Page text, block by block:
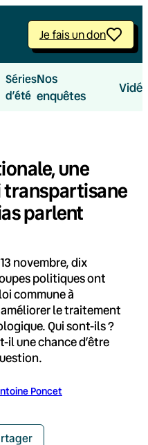
Je fais un don
Séries
d’été
Nos
enquêtes
une
parlent
novembre, dix
politiques ont
commune à
le traitement
Qui sont-ils ?
il une chance d’être
Poncet